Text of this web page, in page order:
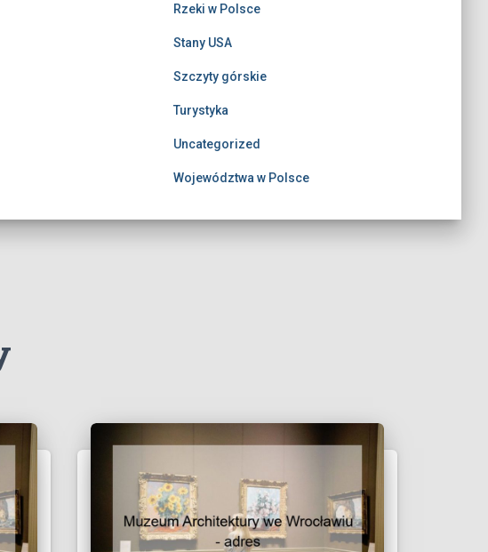
Rzeki w Polsce
Stany USA
Szczyty górskie
Turystyka
Uncategorized
Województwa w Polsce